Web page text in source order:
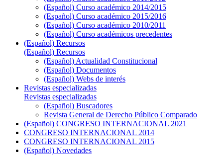
(Español) Curso académico 2014/2015
(Español) Curso académico 2015/2016
(Español) Curso académico 2010/2011
(Español) Curso académicos precedentes
(Español) Recursos
(Español) Recursos
(Español) Actualidad Constitucional
(Español) Documentos
(Español) Webs de interés
Revistas especializadas
Revistas especializadas
(Español) Buscadores
Revista General de Derecho Público Comparado
(Español) CONGRESO INTERNACIONAL 2021
CONGRESO INTERNACIONAL 2014
CONGRESO INTERNACIONAL 2015
(Español) Novedades